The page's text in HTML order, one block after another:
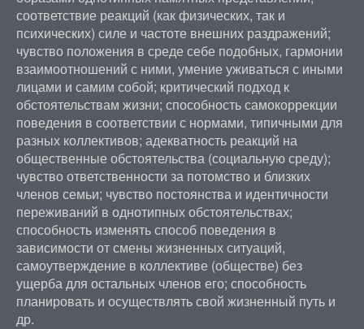
соответствие реакций (как физических, так и
психических) силе и частоте внешних раздражений;
чувство положения в среде себе подобных, гармонии
взаимоотношений с ними, умение уживаться с иными
лицами и самим собой; критический подход к
обстоятельствам жизни; способность самокоррекции
поведения в соответствии с нормами, типичными для
разных коллективов; адекватность реакций на
общественные обстоятельства (социальную среду);
чувство ответственности за потомство и близких
членов семьи; чувство постоянства и идентичности
переживаний в однотипных обстоятельствах;
способность изменять способ поведения в
зависимости от смены жизненных ситуаций,
самоутверждение в коллективе (обществе) без
ущерба для остальных членов его; способность
планировать и осуществлять свой жизненный путь и
др.